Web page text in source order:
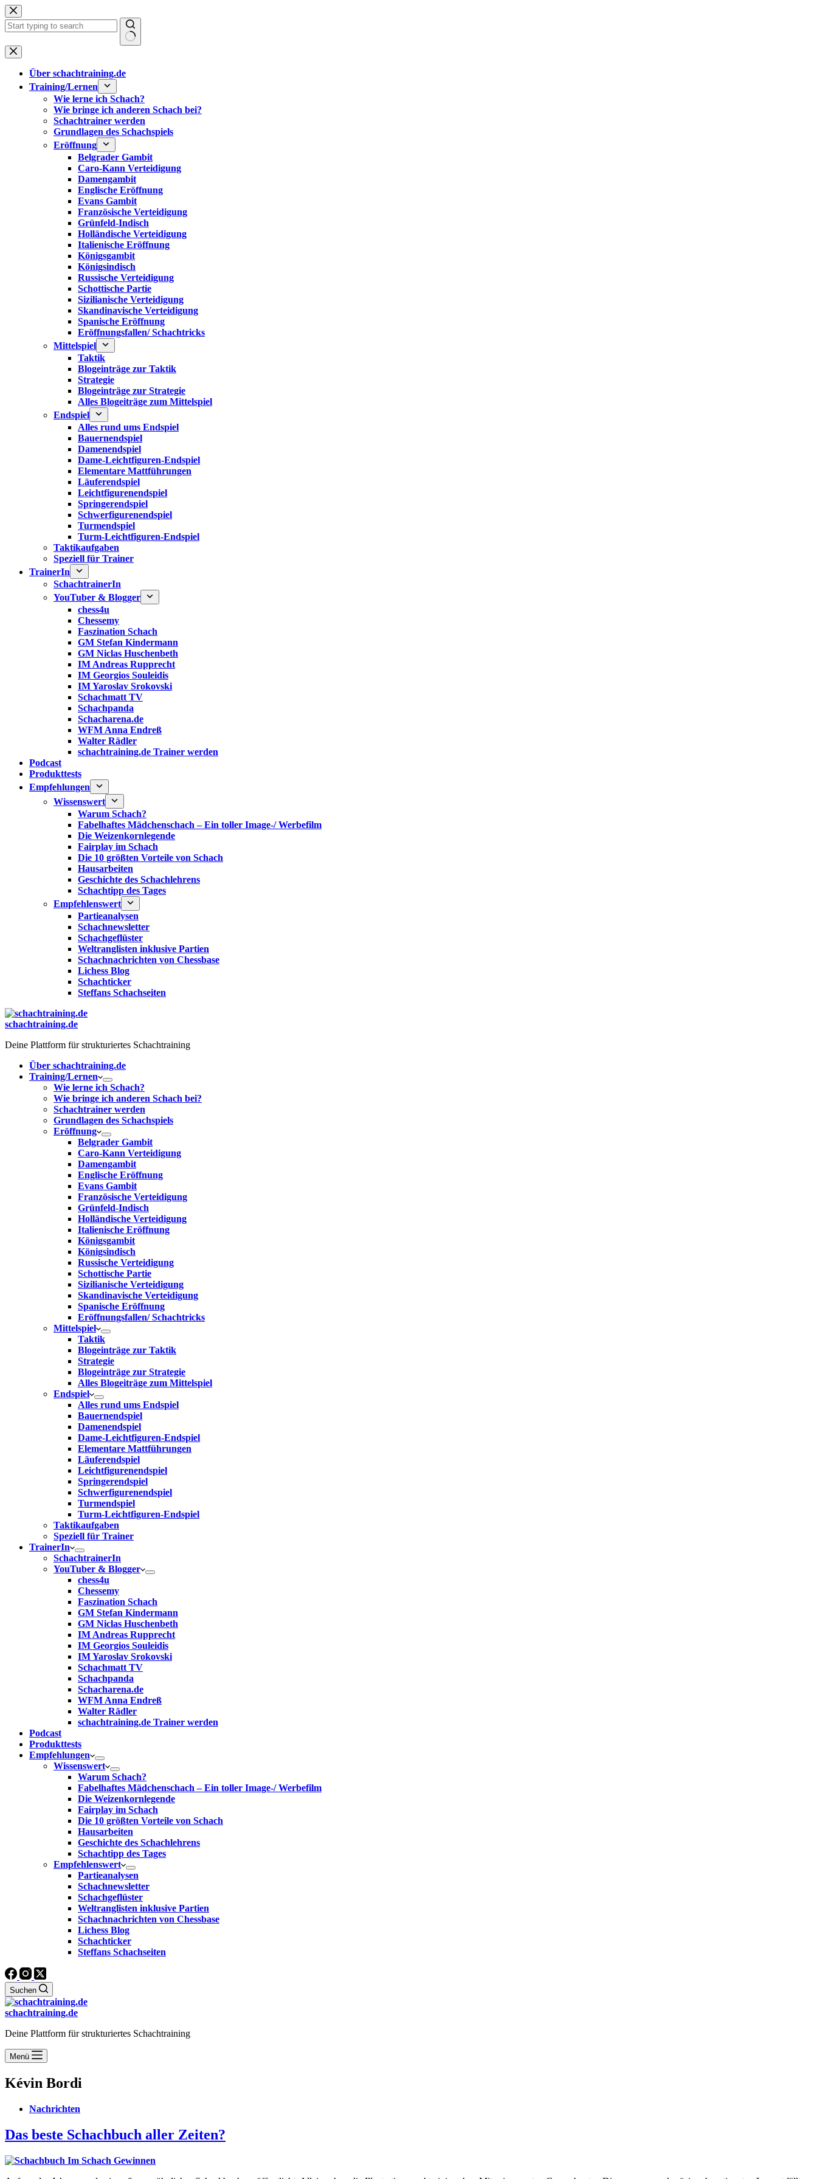
Zum
Inhalt
springen
Keine
Ergebnisse
Über schachtraining.de
Training/Lernen
Wie lerne ich Schach?
Wie bringe ich anderen Schach bei?
Schachtrainer werden
Grundlagen des Schachspiels
Eröffnung
Belgrader Gambit
Caro-Kann Verteidigung
Damengambit
Englische Eröffnung
Evans Gambit
Französische Verteidigung
Grünfeld-Indisch
Holländische Verteidigung
Italienische Eröffnung
Königsgambit
Königsindisch
Russische Verteidigung
Schottische Partie
Sizilianische Verteidigung
Skandinavische Verteidigung
Spanische Eröffnung
Eröffnungsfallen/ Schachtricks
Mittelspiel
Taktik
Blogeinträge zur Taktik
Strategie
Blogeinträge zur Strategie
Alles Blogeiträge zum Mittelspiel
Endspiel
Alles rund ums Endspiel
Bauernendspiel
Damenendspiel
Dame-Leichtfiguren-Endspiel
Elementare Mattführungen
Läuferendspiel
Leichtfigurenendspiel
Springerendspiel
Schwerfigurenendspiel
Turmendspiel
Turm-Leichtfiguren-Endspiel
Taktikaufgaben
Speziell für Trainer
TrainerIn
SchachtrainerIn
YouTuber & Blogger
chess4u
Chessemy
Faszination Schach
GM Stefan Kindermann
GM Niclas Huschenbeth
IM Andreas Rupprecht
IM Georgios Souleidis
IM Yaroslav Srokovski
Schachmatt TV
Schachpanda
Schacharena.de
WFM Anna Endreß
Walter Rädler
schachtraining.de Trainer werden
Podcast
Produkttests
Empfehlungen
Wissenswert
Warum Schach?
Fabelhaftes Mädchenschach – Ein toller Image-/ Werbefilm
Die Weizenkornlegende
Fairplay im Schach
Die 10 größten Vorteile von Schach‎
Hausarbeiten
Geschichte des Schachlehrens
Schachtipp des Tages
Empfehlenswert
Partieanalysen
Schachnewsletter
Schachgeflüster
Weltranglisten inklusive Partien
Schachnachrichten von Chessbase
Lichess Blog
Schachticker
Steffans Schachseiten
schachtraining.de
Deine Plattform für strukturiertes Schachtraining
Über schachtraining.de
Training/Lernen
Wie lerne ich Schach?
Wie bringe ich anderen Schach bei?
Schachtrainer werden
Grundlagen des Schachspiels
Eröffnung
Belgrader Gambit
Caro-Kann Verteidigung
Damengambit
Englische Eröffnung
Evans Gambit
Französische Verteidigung
Grünfeld-Indisch
Holländische Verteidigung
Italienische Eröffnung
Königsgambit
Königsindisch
Russische Verteidigung
Schottische Partie
Sizilianische Verteidigung
Skandinavische Verteidigung
Spanische Eröffnung
Eröffnungsfallen/ Schachtricks
Mittelspiel
Taktik
Blogeinträge zur Taktik
Strategie
Blogeinträge zur Strategie
Alles Blogeiträge zum Mittelspiel
Endspiel
Alles rund ums Endspiel
Bauernendspiel
Damenendspiel
Dame-Leichtfiguren-Endspiel
Elementare Mattführungen
Läuferendspiel
Leichtfigurenendspiel
Springerendspiel
Schwerfigurenendspiel
Turmendspiel
Turm-Leichtfiguren-Endspiel
Taktikaufgaben
Speziell für Trainer
TrainerIn
SchachtrainerIn
YouTuber & Blogger
chess4u
Chessemy
Faszination Schach
GM Stefan Kindermann
GM Niclas Huschenbeth
IM Andreas Rupprecht
IM Georgios Souleidis
IM Yaroslav Srokovski
Schachmatt TV
Schachpanda
Schacharena.de
WFM Anna Endreß
Walter Rädler
schachtraining.de Trainer werden
Podcast
Produkttests
Empfehlungen
Wissenswert
Warum Schach?
Fabelhaftes Mädchenschach – Ein toller Image-/ Werbefilm
Die Weizenkornlegende
Fairplay im Schach
Die 10 größten Vorteile von Schach‎
Hausarbeiten
Geschichte des Schachlehrens
Schachtipp des Tages
Empfehlenswert
Partieanalysen
Schachnewsletter
Schachgeflüster
Weltranglisten inklusive Partien
Schachnachrichten von Chessbase
Lichess Blog
Schachticker
Steffans Schachseiten
Suchen
schachtraining.de
Deine Plattform für strukturiertes Schachtraining
Menü
Kévin Bordi
Nachrichten
Das beste Schachbuch aller Zeiten?